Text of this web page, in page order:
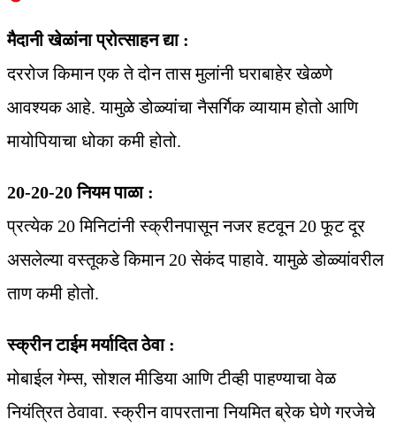
मैदानी खेळांना प्रोत्साहन द्या :
दररोज किमान एक ते दोन तास मुलांनी घराबाहेर खेळणे
आवश्यक आहे. यामुळे डोळ्यांचा नैसर्गिक व्यायाम होतो आणि
मायोपियाचा धोका कमी होतो.
20-20-20 नियम पाळा :
प्रत्येक 20 मिनिटांनी स्क्रीनपासून नजर हटवून 20 फूट दूर
असलेल्या वस्तूकडे किमान 20 सेकंद पाहावे. यामुळे डोळ्यांवरील
ताण कमी होतो.
स्क्रीन टाईम मर्यादित ठेवा :
मोबाईल गेम्स, सोशल मीडिया आणि टीव्ही पाहण्याचा वेळ
नियंत्रित ठेवावा. स्क्रीन वापरताना नियमित ब्रेक घेणे गरजेचे